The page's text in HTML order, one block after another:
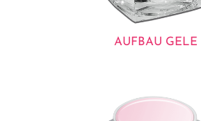
AUFBAU GELE